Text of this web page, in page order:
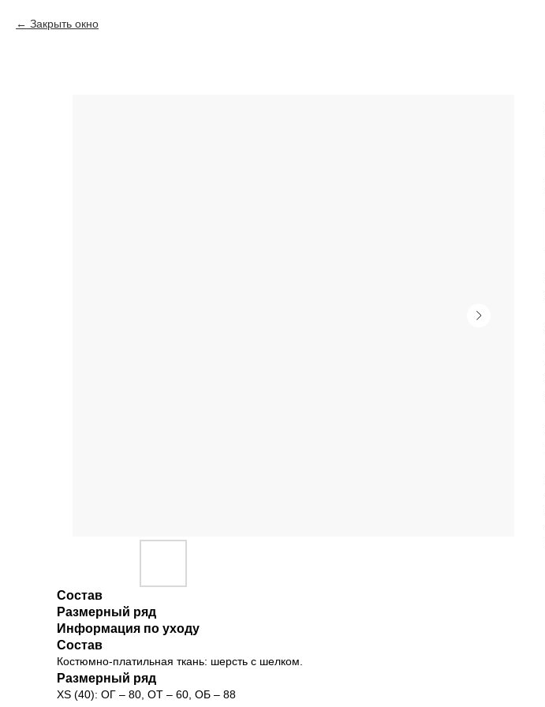
Закрыть окно
Состав
Размерный ряд
Информация по уходу
Состав
Костюмно-платильная ткань: шерсть с шелком.
Размерный ряд
XS (40): ОГ – 80, ОТ – 60, ОБ – 88